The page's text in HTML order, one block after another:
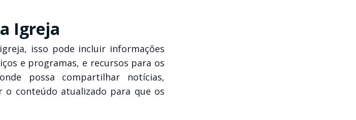
Igreja
isso pode incluir informações
e programas, e recursos para os
possa compartilhar notícias,
o conteúdo atualizado para que os